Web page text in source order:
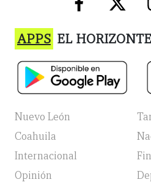
APPS EL HORIZONTE
Nuevo León
Coahuila
Internacional
Opinión